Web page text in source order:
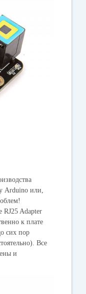
Arduino или,
RJ25 Adapter
к плате
сих пор
Все
и